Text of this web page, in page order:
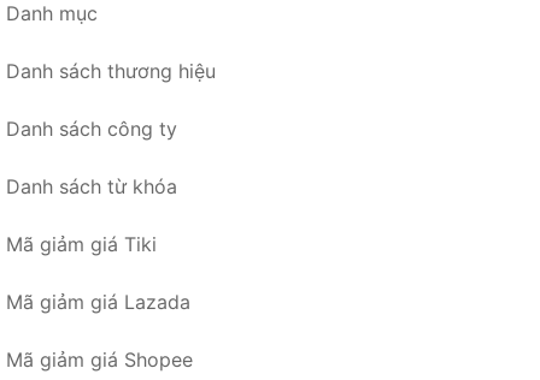
Danh mục
Danh sách thương hiệu
Danh sách công ty
Danh sách từ khóa
Mã giảm giá Tiki
Mã giảm giá Lazada
Mã giảm giá Shopee